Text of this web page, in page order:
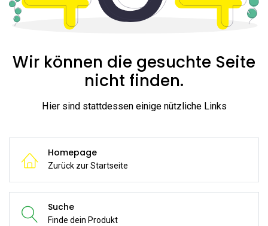
Wir können die gesuchte Seite
nicht finden.
Hier sind stattdessen einige nützliche Links
Homepage
Zurück zur Startseite
Suche
Finde dein Produkt